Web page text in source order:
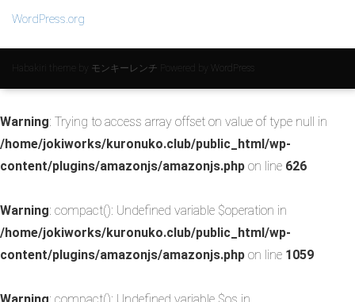
WordPress.org
Habakiri theme by モンキーレンチ Powered by WordPress
Warning: Trying to access array offset on value of type null in
/home/jokiworks/kuronuko.club/public_html/wp-
content/plugins/amazonjs/amazonjs.php on line 626
Warning: compact(): Undefined variable $operation in
/home/jokiworks/kuronuko.club/public_html/wp-
content/plugins/amazonjs/amazonjs.php on line 1059